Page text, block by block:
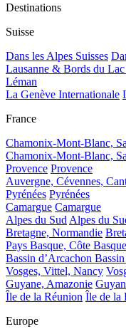
Destinations
Suisse
Dans les Alpes Suisses
Lausanne & Bords du
Léman
La Genève Internationale
France
Chamonix-Mont-Blanc,
Chamonix-Mont-Blanc,
Provence Provence
Auvergne, Cévennes,
Pyrénées Pyrénées
Camargue Camargue
Alpes du Sud Alpes du
Bretagne, Normandie
Pays Basque, Côte Basque
Bassin d’Arcachon
Vosges, Vittel, Nancy
Guyane, Amazonie
Île de la Réunion Île de la
Europe